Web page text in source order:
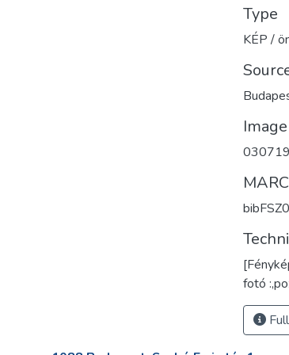
Type
KÉP /
030719
fotó